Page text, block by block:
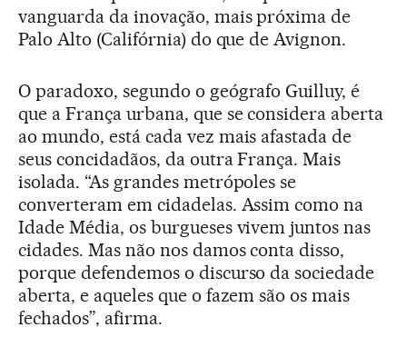
vanguarda da inovação, mais próxima de
Palo Alto (Califórnia) do que de Avignon.
O paradoxo, segundo o geógrafo Guilluy, é
que a França urbana, que se considera aberta
ao mundo, está cada vez mais afastada de
seus concidadãos, da outra França. Mais
isolada. “As grandes metrópoles se
converteram em cidadelas. Assim como na
Idade Média, os burgueses vivem juntos nas
cidades. Mas não nos damos conta disso,
porque defendemos o discurso da sociedade
aberta, e aqueles que o fazem são os mais
fechados”, afirma.